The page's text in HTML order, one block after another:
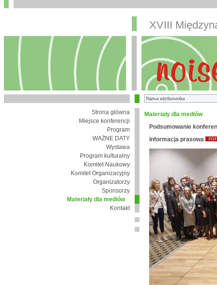
XVIII
Strona główna
Miejsce konferencji
Program
WAŻNE DATY
Wystawa
Program kulturalny
Komitet Naukowy
Komitet Organizacyjny
Organizatorzy
Sponsorzy
Materiały dla mediów
Kontakt
Materiały dla mediów
Podsumowanie
Informacja prasowa